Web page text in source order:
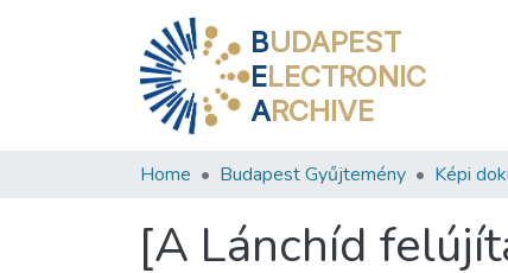
BUDAPEST
ELECTRONIC
ARCHIVE
Home Budapest Gyűjtemény Képi
[A Lánchíd